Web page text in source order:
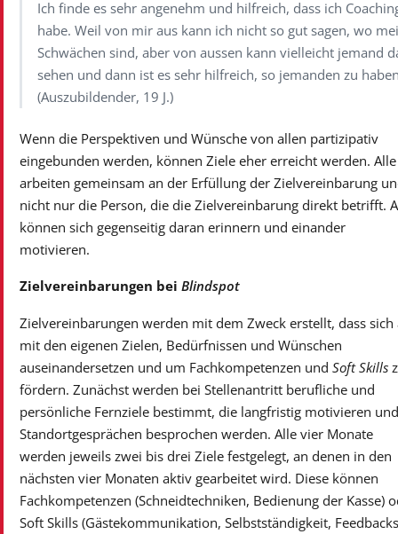
Ich finde es sehr angenehm und hilfreich, dass ich
habe. Weil von mir aus kann ich nicht so gut sagen, wo
Schwächen sind, aber von aussen kann vielleicht jemand
sehen und dann ist es sehr hilfreich, so jemanden zu
(Auszubildender, 19 J.)
Wenn die Perspektiven und Wünsche von allen partizipativ
eingebunden werden, können Ziele eher erreicht werden. Alle
arbeiten gemeinsam an der Erfüllung der Zielvereinbarung
nicht nur die Person, die die Zielvereinbarung direkt betrifft.
können sich gegenseitig daran erinnern und einander
motivieren.
Zielvereinbarungen bei Blindspot
Zielvereinbarungen werden mit dem Zweck erstellt, dass sich
mit den eigenen Zielen, Bedürfnissen und Wünschen
auseinandersetzen und um Fachkompetenzen und Soft Skills
fördern. Zunächst werden bei Stellenantritt berufliche und
persönliche Fernziele bestimmt, die langfristig motivieren
Standortgesprächen besprochen werden. Alle vier Monate
werden jeweils zwei bis drei Ziele festgelegt, an denen in den
nächsten vier Monaten aktiv gearbeitet wird. Diese können
Fachkompetenzen (Schneidtechniken, Bedienung der Kasse)
Soft Skills (Gästekommunikation, Selbstständigkeit, Feedbacks